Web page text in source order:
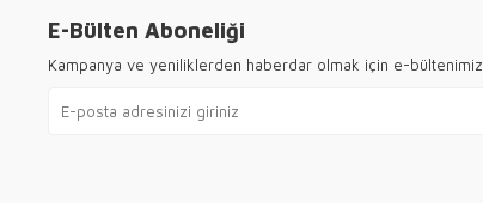
E-Bülten Aboneliği
Kampanya ve yeniliklerden haberdar olmak için e-